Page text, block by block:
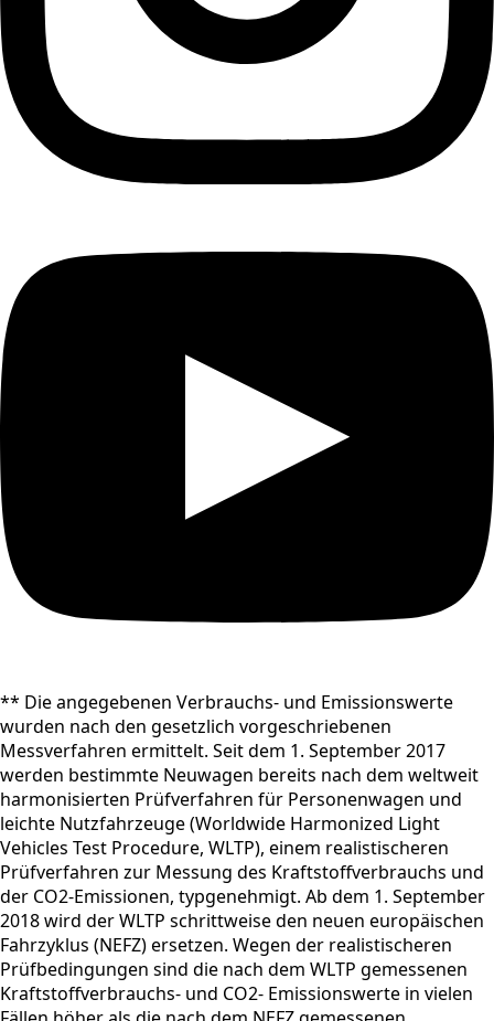
** Die angegebenen Verbrauchs- und Emissionswerte
wurden nach den gesetzlich vorgeschriebenen
Messverfahren ermittelt. Seit dem 1. September 2017
werden bestimmte Neuwagen bereits nach dem weltweit
harmonisierten Prüfverfahren für Personenwagen und
leichte Nutzfahrzeuge (Worldwide Harmonized Light
Vehicles Test Procedure, WLTP), einem realistischeren
Prüfverfahren zur Messung des Kraftstoffverbrauchs und
der CO2-Emissionen, typgenehmigt. Ab dem 1. September
2018 wird der WLTP schrittweise den neuen europäischen
Fahrzyklus (NEFZ) ersetzen. Wegen der realistischeren
Prüfbedingungen sind die nach dem WLTP gemessenen
Kraftstoffverbrauchs- und CO2- Emissionswerte in vielen